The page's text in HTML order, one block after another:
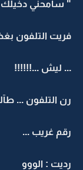
" سآمحني
فريت التلفون
... ليش ...!!!!!!
رن التلفون ...
رقم غريب ...
رديت : الووو